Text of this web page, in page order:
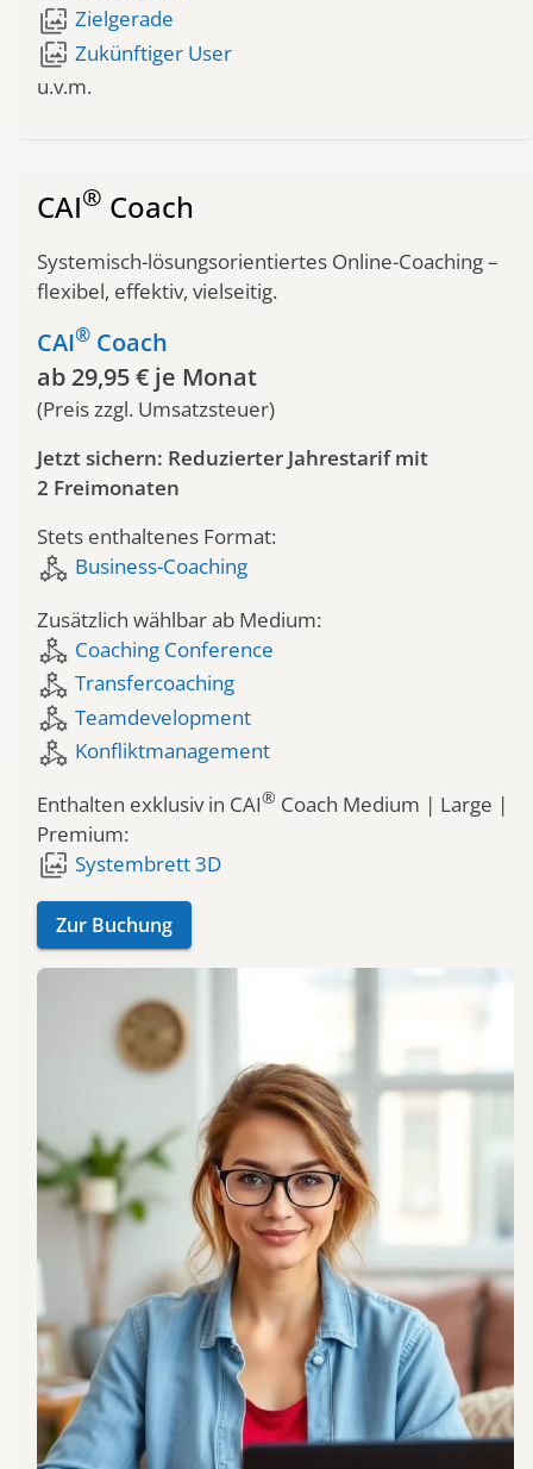
wallpaper_slideshow Zielgerade
wallpaper_slideshow Zukünftiger User
u.v.m.
CAI® Coach
Systemisch-lösungsorientiertes Online-Coaching –
flexibel, effektiv, vielseitig.
CAI® Coach
ab 29,95 € je Monat
(Preis zzgl. Umsatzsteuer)
Jetzt sichern: Reduzierter Jahrestarif mit
2 Freimonaten
Stets enthaltenes Format:
component_exchange Business-Coaching
Zusätzlich wählbar ab Medium:
component_exchange Coaching Conference
component_exchange Transfercoaching
component_exchange Teamdevelopment
component_exchange Konfliktmanagement
Enthalten exklusiv in CAI® Coach Medium | Large |
Premium:
wallpaper_slideshow Systembrett 3D
Zur Buchung